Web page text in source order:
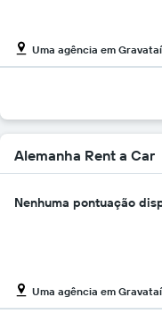
tem
1
exibindo
o
preço
médio
aluguel
dia
Uma agência em Gravataí
Alemanha Rent a Car
Nenhuma pontuação
Uma agência em Gravataí